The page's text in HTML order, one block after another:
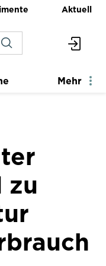
Aktuell
Mehr
zu